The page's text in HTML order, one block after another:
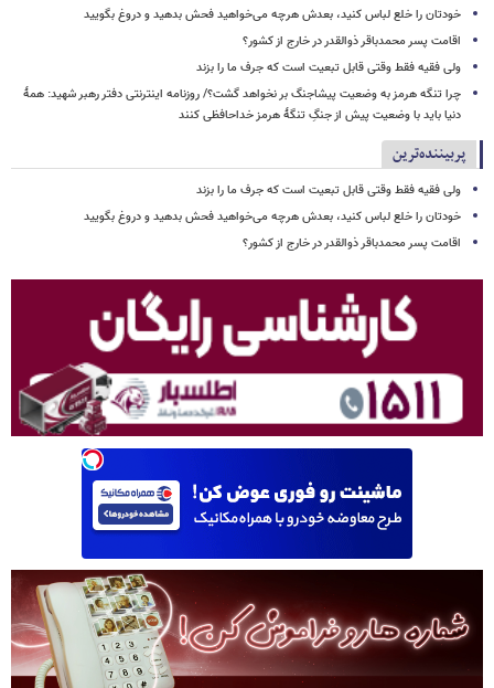
خودتان را خلع لباس کنید، بعدش هرچه می‌خواهید فحش بدهید و دروغ بگویید
اقامت پسر محمدباقر ذوالقدر در خارج از کشور؟
ولی فقیه فقط وقتی قابل تبعیت است که جرف ما را بزند
چرا تنگه هرمز به وضعیت پیشاجنگ بر نخواهد گشت؟/ روزنامه اینترنتی دفتر رهبر شهید: همۀ
دنیا باید با وضعیت پیش از جنگِ تنگۀ هرمز خداحافظی کنند
پربیننده‌ترین
ولی فقیه فقط وقتی قابل تبعیت است که جرف ما را بزند
خودتان را خلع لباس کنید، بعدش هرچه می‌خواهید فحش بدهید و دروغ بگویید
اقامت پسر محمدباقر ذوالقدر در خارج از کشور؟